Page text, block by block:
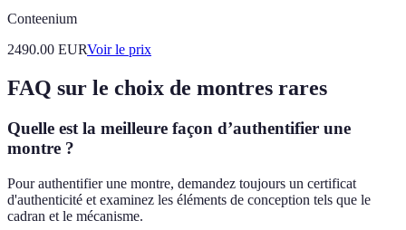
Conteenium
2490.00 EURVoir le prix
FAQ sur le choix de montres rares
Quelle est la meilleure façon d’authentifier une
montre ?
Pour authentifier une montre, demandez toujours un certificat
d'authenticité et examinez les éléments de conception tels que le
cadran et le mécanisme.